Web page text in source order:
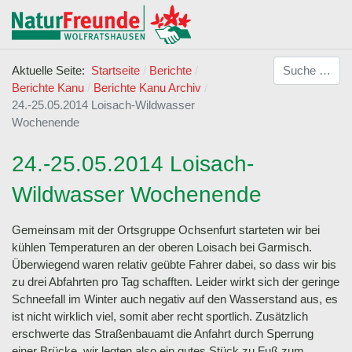
Aktuelle Seite: Startseite
Berichte
Berichte Kanu
Berichte Kanu Archiv
24.-25.05.2014 Loisach-Wildwasser
Wochenende
Suchen
24.-25.05.2014 Loisach-
Wildwasser Wochenende
Gemeinsam mit der Ortsgruppe Ochsenfurt starteten wir bei
kühlen Temperaturen an der oberen Loisach bei Garmisch.
Überwiegend waren relativ geübte Fahrer dabei, so dass wir bis
zu drei Abfahrten pro Tag schafften. Leider wirkt sich der geringe
Schneefall im Winter auch negativ auf den Wasserstand aus, es
ist nicht wirklich viel, somit aber recht sportlich. Zusätzlich
erschwerte das Straßenbauamt die Anfahrt durch Sperrung